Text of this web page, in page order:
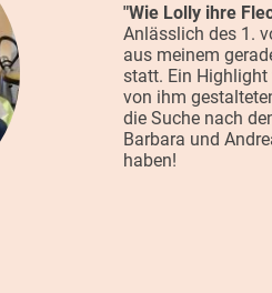
"Wie Lolly ihre
Anlässlich des 1.
aus meinem
statt. Ein
von ihm
die Suche nach
Barbara und
haben!